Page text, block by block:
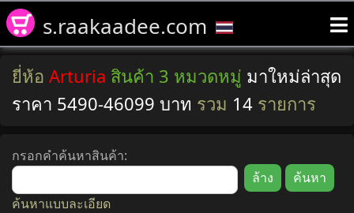
s.raakaadee.com
ยี่ห้อ Arturia สินค้า 3 หมวดหมู่ มาใหม่ล่าสุด
ราคา 5490-46099 บาท รวม 14 รายการ
กรอกคำค้นหาสินค้า:
ค้นหาแบบละเอียด